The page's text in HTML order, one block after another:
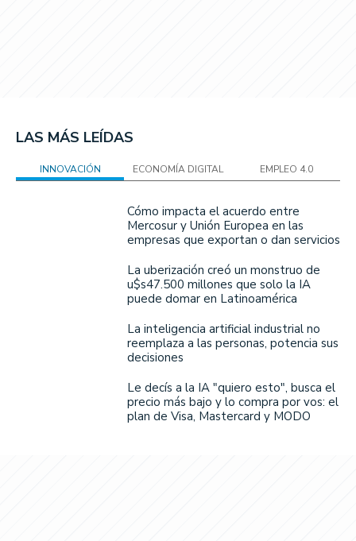
LAS MÁS LEÍDAS
INNOVACIÓN ECONOMÍA DIGITAL EMPLEO 4.0
Cómo impacta el acuerdo entre
Mercosur y Unión Europea en las
empresas que exportan o dan servicios
La uberización creó un monstruo de
u$s47.500 millones que solo la IA
puede domar en Latinoamérica
La inteligencia artificial industrial no
reemplaza a las personas, potencia sus
decisiones
Le decís a la IA "quiero esto", busca el
precio más bajo y lo compra por vos: el
plan de Visa, Mastercard y MODO